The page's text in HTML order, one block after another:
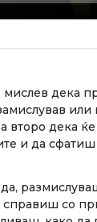
дека
или
второ дека
и да
со